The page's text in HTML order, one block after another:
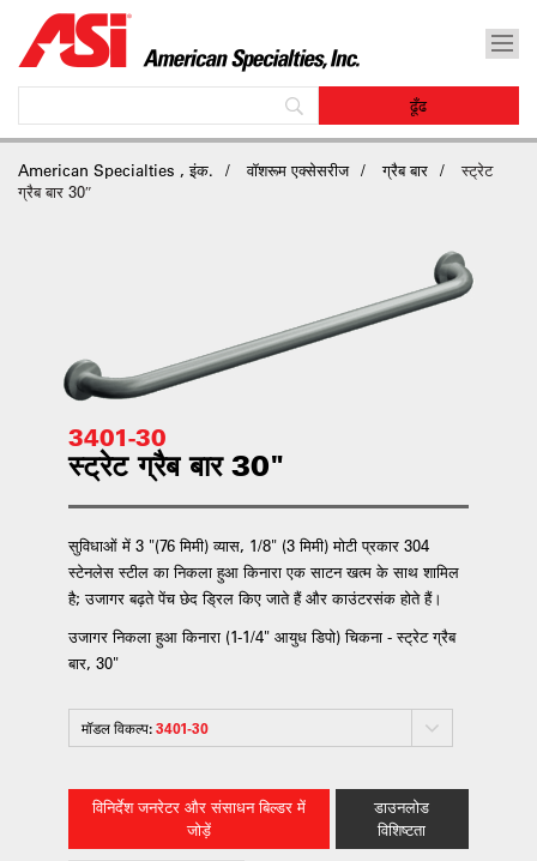
American Specialties , इंक. वॉशरूम एक्सेसरीज ग्रैब बार
स्ट्रेट
ग्रैब बार 30″
3401-30
स्ट्रेट ग्रैब बार 30"
सुविधाओं में 3 "(76 मिमी) व्यास, 1/8" (3 मिमी) मोटी प्रकार 304
स्टेनलेस स्टील का निकला हुआ किनारा एक साटन खत्म के साथ शामिल
है; उजागर बढ़ते पेंच छेद ड्रिल किए जाते हैं और काउंटरसंक होते हैं।
उजागर निकला हुआ किनारा (1-1/4" आयुध डिपो) चिकना - स्ट्रेट ग्रैब
बार, 30"
मॉडल विकल्प:3401-30
विनिर्देश जनरेटर और संसाधन बिल्डर में
जोड़ें
डाउनलोड
विशिष्टता